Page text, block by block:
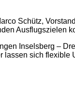
Schütz,
Ausflugszielen
Inselsberg –
sich